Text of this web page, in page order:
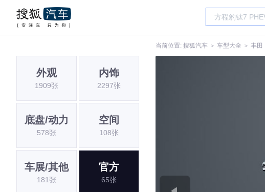
当前位置: 搜狐汽车 ＞ 车型大全 ＞ 丰田
外观
1909张
内饰
2297张
底盘/动力
578张
空间
108张
车展/其他
181张
官方
65张